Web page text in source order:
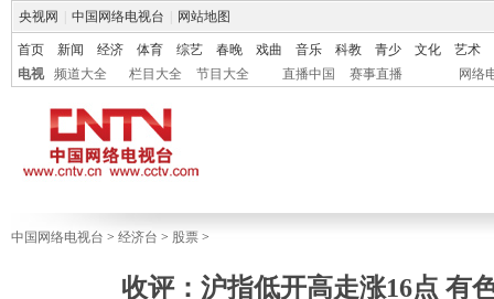
央视网 中国网络电视台 网站地图
首页 新闻 经济 体育 综艺 春晚 戏曲 音乐 科教 青少 文化
艺术
电视
频道大全 栏目大全 节目大全 直播中国 赛事直播 网络
中国网络电视台 > 经济台 > 股票 >
收评：沪指低开高走涨16点 有